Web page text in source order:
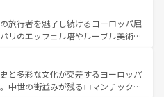
で、忘れられない旅をしてみよう！
情報はコンテンツ一覧 を参照してほ
は、情熱的なフラメンコ、熱気あふ
しいタパスが生活の一部となってい
洗練された雰囲気や、バルセロナの
ビーチリゾートまで多彩な表情を見
土や気候が異なるスペインはその個
性で訪れる人を魅了する。 なお、新着のスペイン情報はコ
旅行者を魅了し続けるヨーロッパ屈
リのエッフェル塔やルーブル美術館
っている。華麗な宮殿、歴史的な大
そして豊かな自然が、訪れる者を心
フランスは美食の国としても知ら
と多彩な文化が交差するヨーロッパ
中世の街並みが残るロマンチック街